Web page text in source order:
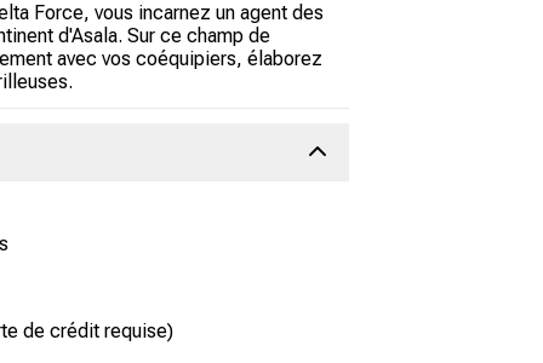
Force, vous incarnez un agent des
d'Asala. Sur ce champ de
avec vos coéquipiers, élaborez
de crédit requise)